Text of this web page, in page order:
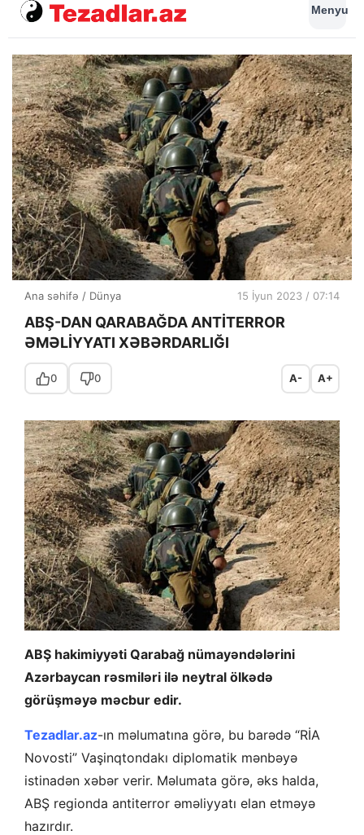
Menyu
Ana səhifə / Dünya 15 İyun 2023 / 07:14
ABŞ-DAN QARABAĞDA ANTİTERROR
ƏMƏLİYYATI XƏBƏRDARLIĞI
0 0 A- A+
ABŞ hakimiyyəti Qarabağ nümayəndələrini
Azərbaycan rəsmiləri ilə neytral ölkədə
görüşməyə məcbur edir.
Tezadlar.az-ın məlumatına görə, bu barədə “RİA
Novosti” Vaşinqtondakı diplomatik mənbəyə
istinadən xəbər verir. Məlumata görə, əks halda,
ABŞ regionda antiterror əməliyyatı elan etməyə
hazırdır.